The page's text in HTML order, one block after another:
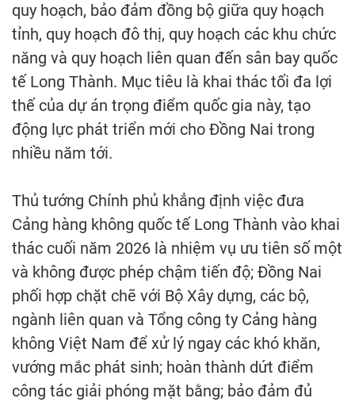
quy hoạch, bảo đảm đồng bộ giữa quy hoạch
tỉnh, quy hoạch đô thị, quy hoạch các khu chức
năng và quy hoạch liên quan đến sân bay quốc
tế Long Thành. Mục tiêu là khai thác tối đa lợi
thế của dự án trọng điểm quốc gia này, tạo
động lực phát triển mới cho Đồng Nai trong
nhiều năm tới.
Thủ tướng Chính phủ khẳng định việc đưa
Cảng hàng không quốc tế Long Thành vào khai
thác cuối năm 2026 là nhiệm vụ ưu tiên số một
và không được phép chậm tiến độ; Đồng Nai
phối hợp chặt chẽ với Bộ Xây dựng, các bộ,
ngành liên quan và Tổng công ty Cảng hàng
không Việt Nam để xử lý ngay các khó khăn,
vướng mắc phát sinh; hoàn thành dứt điểm
công tác giải phóng mặt bằng; bảo đảm đủ